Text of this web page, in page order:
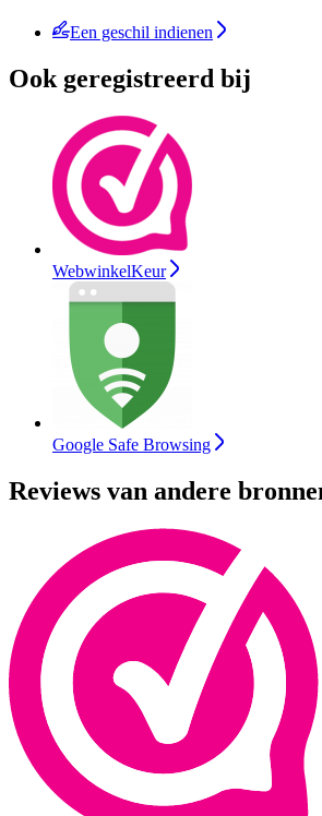
Een geschil indienen
Ook geregistreerd bij
WebwinkelKeur
Google Safe Browsing
Reviews van andere